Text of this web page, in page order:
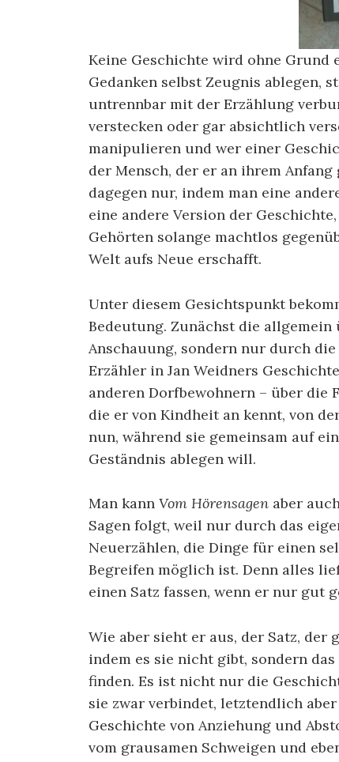
Keine Geschichte wird ohne
Gedanken selbst Zeugnis ablegen,
untrennbar mit der Erzählung
verstecken oder gar absichtlich
manipulieren und wer einer
der Mensch, der er an ihrem
dagegen nur, indem man eine
eine andere Version der
Gehörten solange machtlos
Welt aufs Neue erschafft.
Unter diesem Gesichtspunkt
Bedeutung. Zunächst die
Anschauung, sondern nur durch
Erzähler in Jan Weidners
anderen Dorfbewohnern – über die
die er von Kindheit an kennt, von
nun, während sie gemeinsam auf
Geständnis ablegen will.
Man kann Vom Hörensagen aber
Sagen folgt, weil nur durch das
Neuerzählen, die Dinge für einen
Begreifen möglich ist. Denn alles
einen Satz fassen, wenn er nur gut
Wie aber sieht er aus, der Satz, der
indem es sie nicht gibt, sondern
finden. Es ist nicht nur die
sie zwar verbindet, letztendlich
Geschichte von Anziehung und
vom grausamen Schweigen und